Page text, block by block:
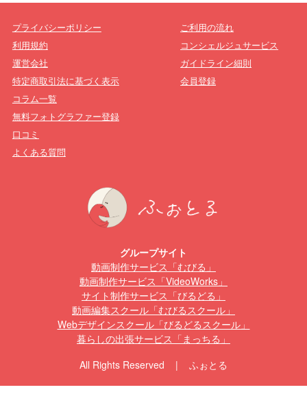
プライバシーポリシー
利用規約
運営会社
特定商取引法に基づく表示
ご利用の流れ
コンシェルジュサービス
ガイドライン細則
会員登録
コラム一覧
無料フォトグラファー登録
口コミ
よくある質問
グループサイト
動画制作サービス「むびる」
動画制作サービス「VideoWorks」
サイト制作サービス「びるどる」
動画編集スクール「むびるスクール」
Webデザインスクール「びるどるスクール」
暮らしの出張サービス「まっちる」
All Rights Reserved | ふぉとる